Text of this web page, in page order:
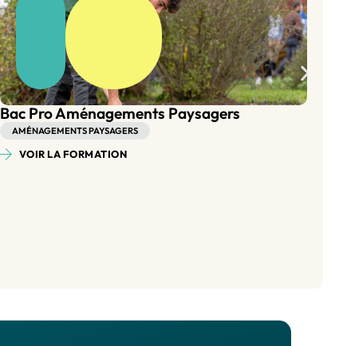
BP Aménagement Paysager
AMÉNAGEMENTS PAYSAGERS
VOIR LA FORMATION